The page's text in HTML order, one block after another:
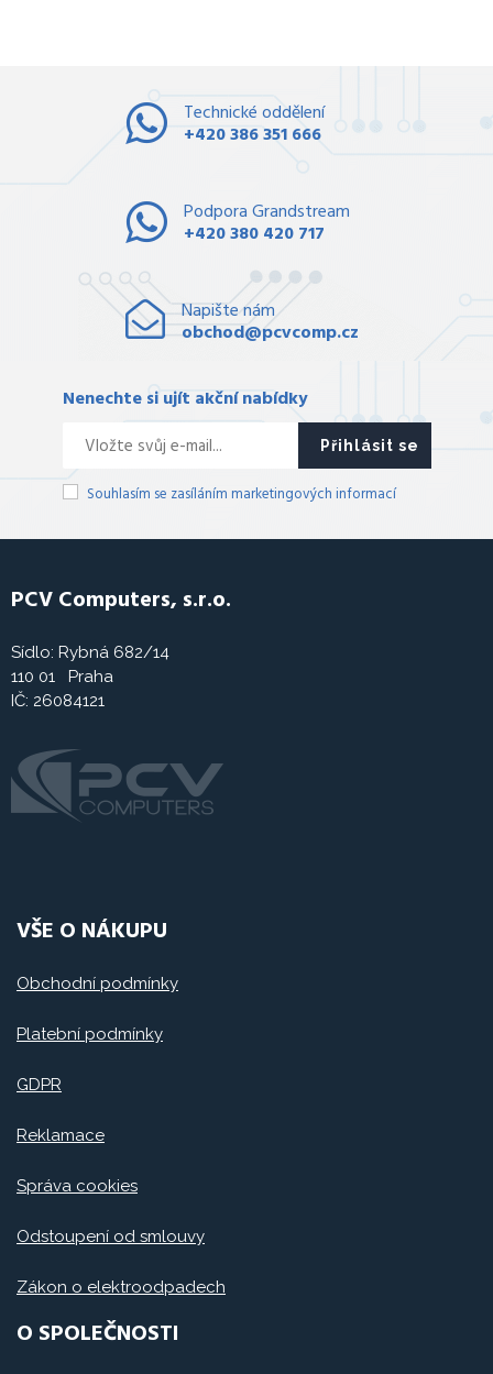
Technické oddělení
+420 386 351 666
Podpora Grandstream
+420 380 420 717
Napište nám
obchod@pcvcomp.cz
Nenechte si ujít akční nabídky
Přihlásit se
Souhlasím se zasíláním marketingových informací
PCV Computers, s.r.o.
Sídlo: Rybná 682/14
110 01 Praha
IČ: 26084121
VŠE O NÁKUPU
Obchodní podmínky
Platební podmínky
GDPR
Reklamace
Správa cookies
Odstoupení od smlouvy
Zákon o elektroodpadech
O SPOLEČNOSTI